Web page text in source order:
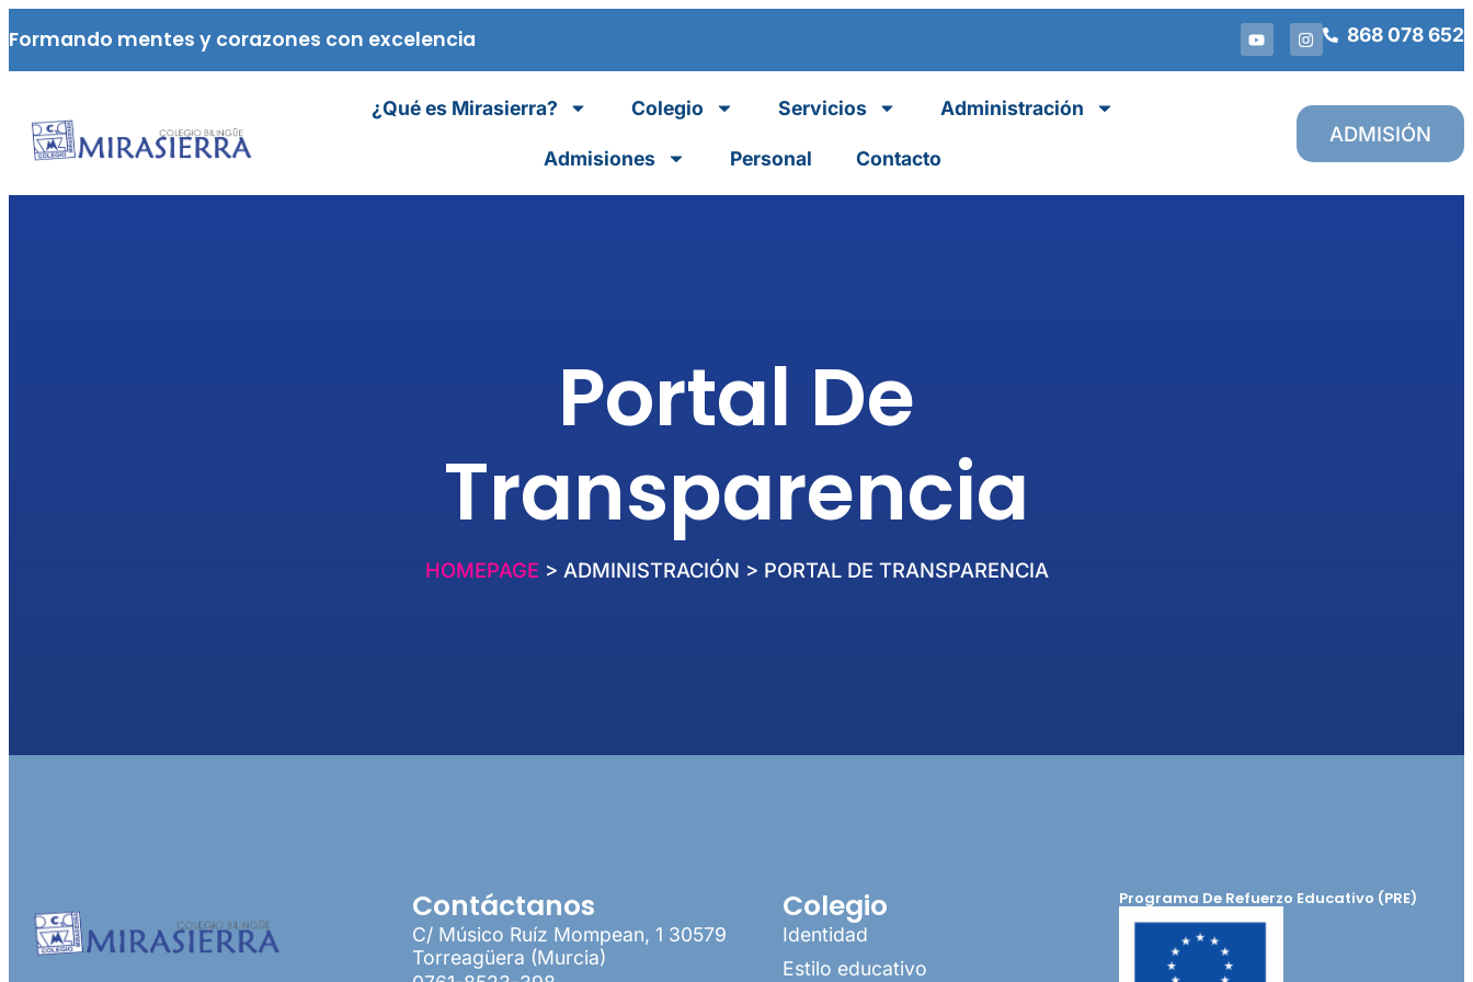
Formando mentes y corazones con excelencia 868 078 652
¿Qué es Mirasierra? Colegio Servicios Administración
Admisiones Personal Contacto
ADMISIÓN
Portal De
Transparencia
HOMEPAGE > ADMINISTRACIÓN > PORTAL DE TRANSPARENCIA
Contáctanos
C/ Músico Ruíz Mompean, 1 30579
Torreagüera (Murcia)
Colegio
Identidad
Estilo educativo
Programa De Refuerzo Educativo (PRE)